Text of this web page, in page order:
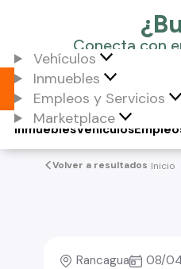
Vehículos
Inmuebles
Empleos y Servicios
Marketplace
Vehículos
Inmuebles
Volver a resultados Inicio
Rancagua 08/